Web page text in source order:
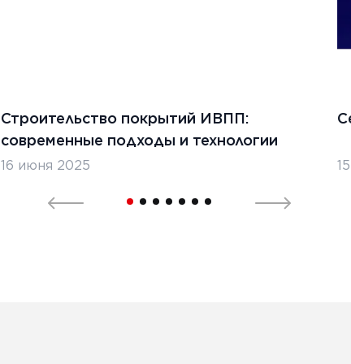
Строительство покрытий ИВПП:
современные подходы и технологии
16 июня 2025